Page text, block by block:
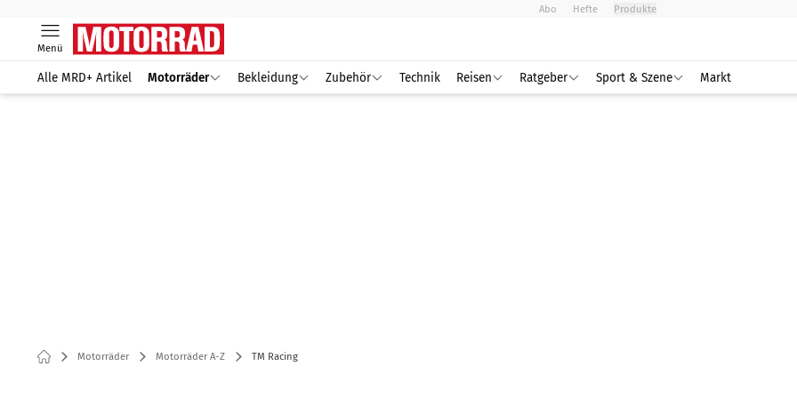
Abo Hefte Produkte
Menü
Alle MRD+ Artikel Motorräder Bekleidung Zubehör Technik Reisen Ratgeber Sport & Szene Markt
Motorräder Motorräder A-Z TM Racing